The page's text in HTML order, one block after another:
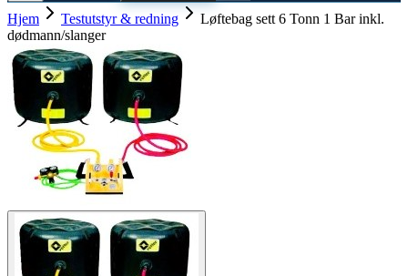
Hjem Testutstyr & redning
Løftebag sett 6 Tonn 1 Bar inkl.
dødmann/slanger